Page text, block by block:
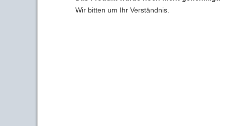
Wir bitten um Ihr Verständnis.